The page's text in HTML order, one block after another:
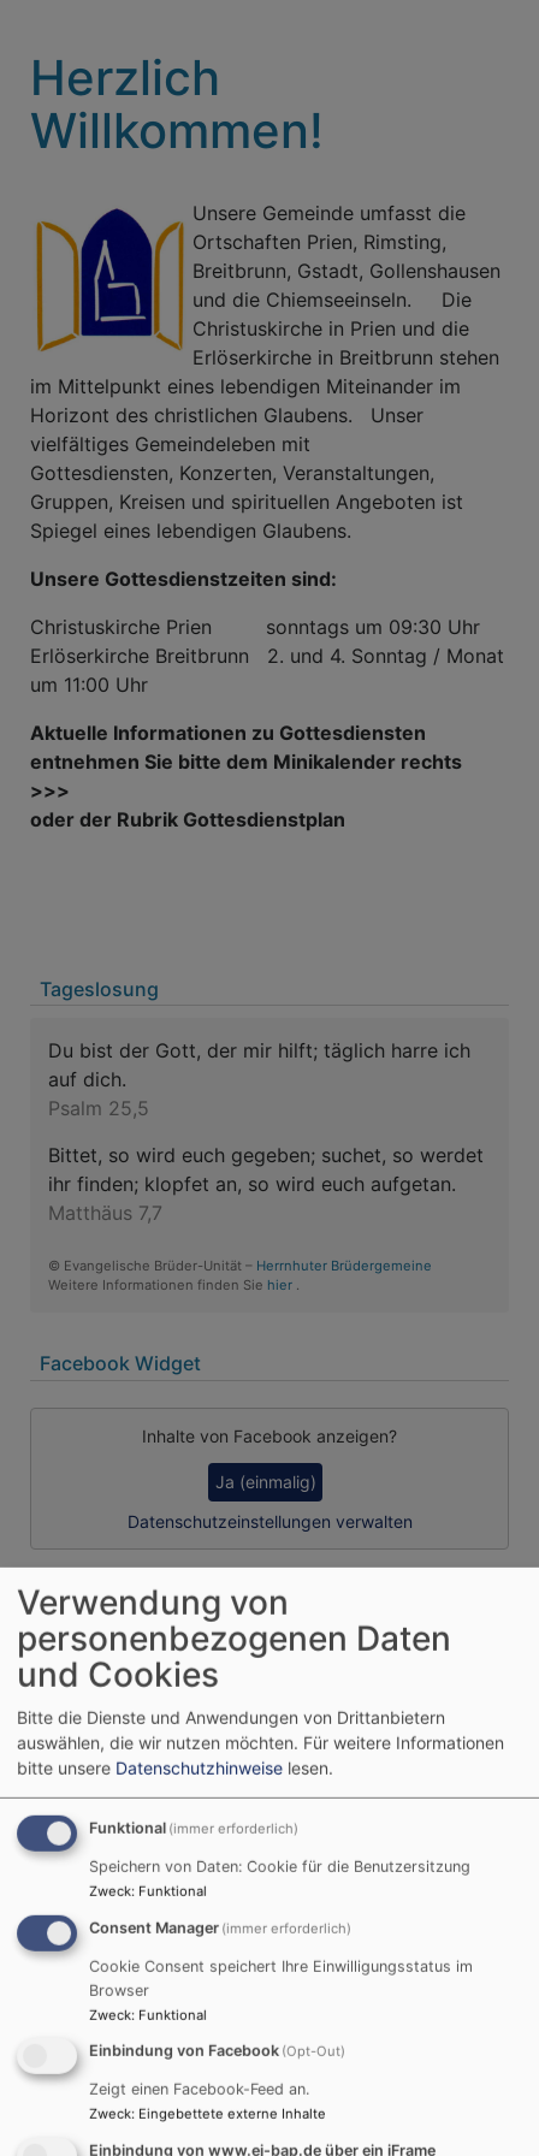
Herzlich
Willkommen!
Unsere Gemeinde umfasst die
Ortschaften Prien, Rimsting,
Breitbrunn, Gstadt, Gollenshausen
und die Chiemseeinseln. Die
Christuskirche in Prien und die
Erlöserkirche in Breitbrunn stehen
im Mittelpunkt eines lebendigen Miteinander im
Horizont des christlichen Glaubens. Unser
vielfältiges Gemeindeleben mit
Gottesdiensten, Konzerten, Veranstaltungen,
Gruppen, Kreisen und spirituellen Angeboten ist
Spiegel eines lebendigen Glaubens.
Unsere Gottesdienstzeiten sind:
Christuskirche Prien sonntags um 09:30 Uhr
Erlöserkirche Breitbrunn 2. und 4. Sonntag / Monat
um 11:00 Uhr
Aktuelle Informationen zu Gottesdiensten
entnehmen Sie bitte dem Minikalender rechts
>>>
oder der Rubrik Gottesdienstplan
Tageslosung
Du bist der Gott, der mir hilft; täglich harre ich
auf dich.
Psalm 25,5
Bittet, so wird euch gegeben; suchet, so werdet
ihr finden; klopfet an, so wird euch aufgetan.
Matthäus 7,7
© Evangelische Brüder-Unität – Herrnhuter Brüdergemeine
Weitere Informationen finden Sie hier .
Facebook Widget
Inhalte von Facebook anzeigen?
Ja (einmalig)
Datenschutzeinstellungen verwalten
Aktuelles
Es wurde noch kein Inhalt für die Startseite erstellt.
Verwendung von
personenbezogenen Daten
und Cookies
Bitte die Dienste und Anwendungen von Drittanbietern
auswählen, die wir nutzen möchten. Für weitere Informationen
bitte unsere Datenschutzhinweise lesen.
Funktional (immer erforderlich)
Speichern von Daten: Cookie für die Benutzersitzung
Zweck: Funktional
Consent Manager (immer erforderlich)
Cookie Consent speichert Ihre Einwilligungsstatus im
Browser
Zweck: Funktional
Einbindung von Facebook (Opt-Out)
Zeigt einen Facebook-Feed an.
Zweck: Eingebettete externe Inhalte
Einbindung von www.ej-bap.de über ein iFrame